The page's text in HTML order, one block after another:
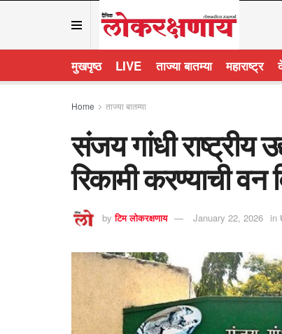
मुखपृष्ठ LIVE ताज्या बातम्या महाराष्ट्र
Home ताज्या बातम्या
संजय गांधी राष्ट्रीय
रिकामी करण्याची वन
by टिम लोकरक्षणाय January 22, 2026 in